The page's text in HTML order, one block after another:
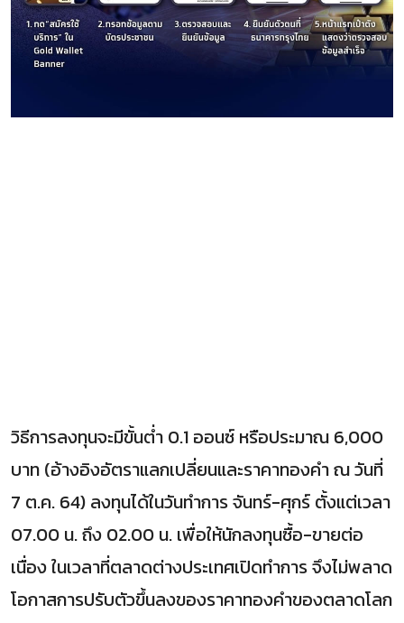
วิธีการลงทุนจะมีขั้นต่ำ 0.1 ออนซ์ หรือประมาณ 6,000
บาท (อ้างอิงอัตราแลกเปลี่ยนและราคาทองคำ ณ วันที่
7 ต.ค. 64) ลงทุนได้ในวันทำการ จันทร์-ศุกร์ ตั้งแต่เวลา
07.00 น. ถึง 02.00 น. เพื่อให้นักลงทุนซื้อ-ขายต่อ
เนื่อง ในเวลาที่ตลาดต่างประเทศเปิดทำการ จึงไม่พลาด
โอกาสการปรับตัวขึ้นลงของราคาทองคำของตลาดโลก